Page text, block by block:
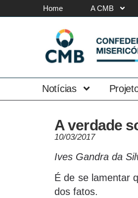
Home A CMB
Notícias
A verdade
10/03/2017
Ives Gandra da
É de se lamentar
dos fatos.